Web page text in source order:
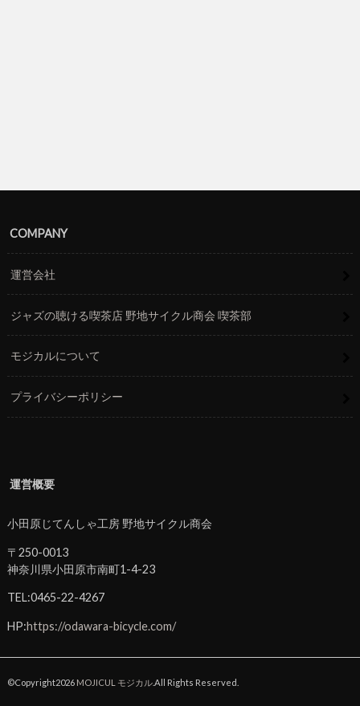
COMPANY
運営会社
ジャズの聴ける喫茶店 野地サイクル商会 喫茶部
モジカルについて
プライバシーポリシー
運営概要
小田原じてんしゃ工房 野地サイクル商会
〒250-0013
神奈川県小田原市南町1-4-23
TEL:0465-22-4267
HP:https://odawara-bicycle.com/
©Copyright2026 MOJICUL モジカル.All Rights Reserved.